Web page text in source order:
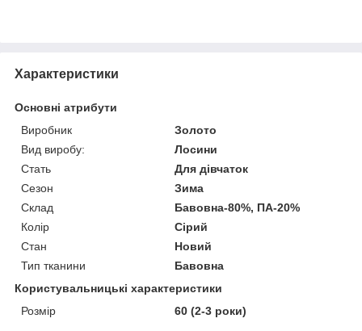
Характеристики
Основні атрибути
Виробник
Золото
Вид виробу:
Лосини
Стать
Для дівчаток
Сезон
Зима
Склад
Бавовна-80%, ПА-20%
Колір
Сірий
Стан
Новий
Тип тканини
Бавовна
Користувальницькі характеристики
Розмір
60 (2-3 роки)